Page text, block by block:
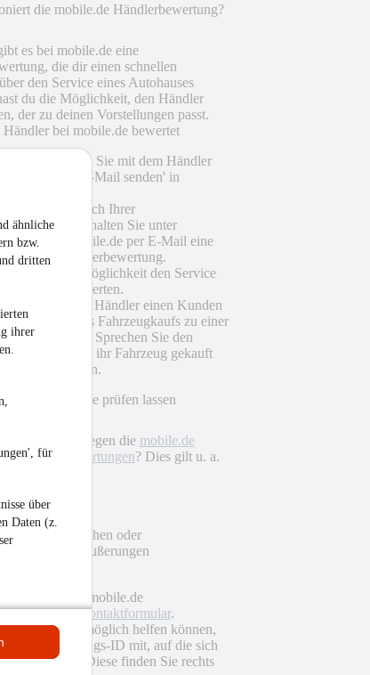
ähnliche
bzw.
dritten
ihrer
für
über
Daten (z.
die mobile.de Händlerbewertung?
es bei mobile.de eine
die dir einen schnellen
den Service eines Autohauses
du die Möglichkeit, den Händler
der zu deinen Vorstellungen passt.
Händler bei mobile.de bewertet
Interessent treten Sie mit dem Händler
die Funktion 'E-Mail senden' in
gewisse Zeit nach Ihrer
erhalten Sie unter
von mobile.de per E-Mail eine
zur Händlerbewertung.
haben nun die Möglichkeit den Service
Händlers zu bewerten.
können auch Händler einen Kunden
Abschluss eines Fahrzeugkaufs zu einer
einladen. Sprechen Sie den
bei dem Sie ihr Fahrzeug gekauft
direkt drauf an.
von mobile.de prüfen lassen
Bewertung gegen die mobile.de
Händlerbewertungen? Dies gilt u. a.
Spam
rassistischen oder
Äußerungen
Sie den mobile.de
über dasKontaktformular.
schnellstmöglich helfen können,
die Bewertungs-ID mit, auf die sich
bezieht. Diese finden Sie rechts